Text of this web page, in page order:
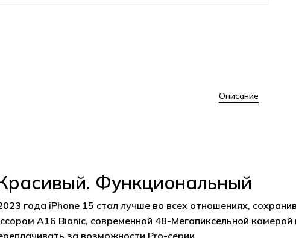
Описание
Функциональный
года iPhone 15 стал лучше во всех отношениях,
A16 Bionic, современной 48-Мегапиксельной
за возможности Pro-серии.